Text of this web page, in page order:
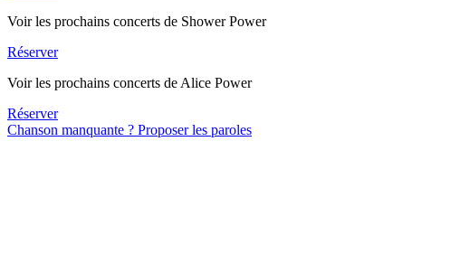
Voir les prochains concerts de Shower Power
Réserver
Voir les prochains concerts de Alice Power
Réserver
Chanson manquante ? Proposer les paroles